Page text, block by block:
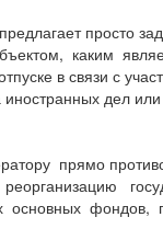
просто
каким
в связи с
дел
прямо
основных фондов,